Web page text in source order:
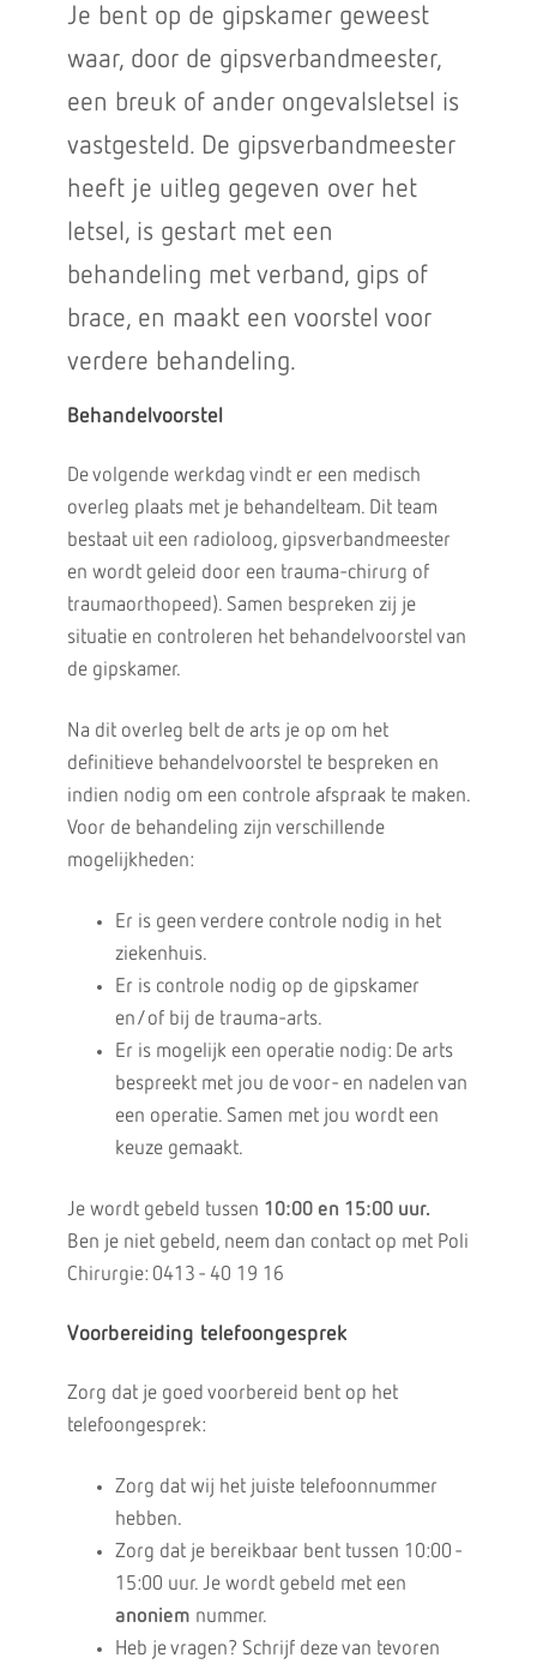
Je bent op de gipskamer geweest
waar, door de gipsverbandmeester,
een breuk of ander ongevalsletsel is
vastgesteld. De gipsverbandmeester
heeft je uitleg gegeven over het
letsel, is gestart met een
behandeling met verband, gips of
brace, en maakt een voorstel voor
verdere behandeling.
Behandelvoorstel
De volgende werkdag vindt er een medisch
overleg plaats met je behandelteam. Dit team
bestaat uit een radioloog, gipsverbandmeester
en wordt geleid door een trauma-chirurg of
traumaorthopeed). Samen bespreken zij je
situatie en controleren het behandelvoorstel van
de gipskamer.
Na dit overleg belt de arts je op om het
definitieve behandelvoorstel te bespreken en
indien nodig om een controle afspraak te maken.
Voor de behandeling zijn verschillende
mogelijkheden:
Er is geen verdere controle nodig in het
ziekenhuis.
Er is controle nodig op de gipskamer
en/of bij de trauma-arts.
Er is mogelijk een operatie nodig: De arts
bespreekt met jou de voor- en nadelen van
een operatie. Samen met jou wordt een
keuze gemaakt.
Je wordt gebeld tussen 10:00 en 15:00 uur.
Ben je niet gebeld, neem dan contact op met Poli
Chirurgie: 0413 - 40 19 16
Voorbereiding telefoongesprek
Zorg dat je goed voorbereid bent op het
telefoongesprek:
Zorg dat wij het juiste telefoonnummer
hebben.
Zorg dat je bereikbaar bent tussen 10:00 -
15:00 uur. Je wordt gebeld met een
anoniem nummer.
Heb je vragen? Schrijf deze van tevoren